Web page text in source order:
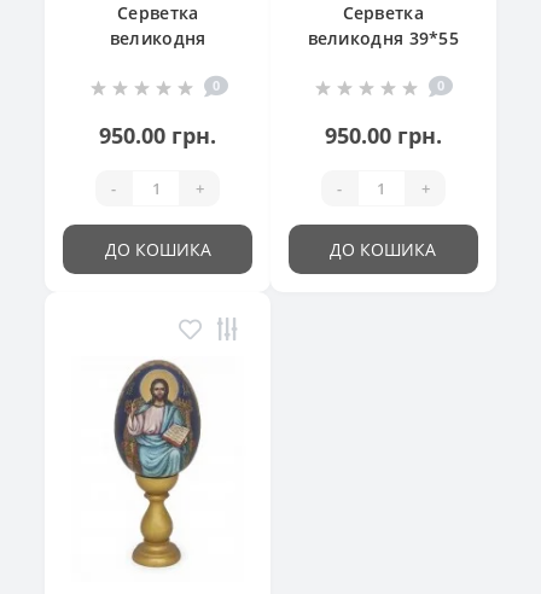
Серветка
великодня
кошик"
0
950.00 грн.
- +
ДО КОШИКА
Серветка
великодня 39*55
0
950.00 грн.
- +
ДО КОШИКА